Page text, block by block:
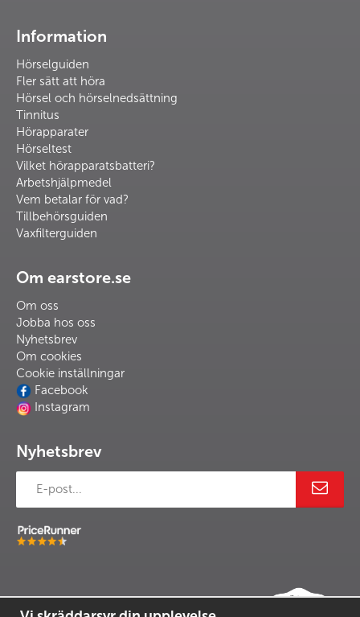
Information
Hörselguiden
Fler sätt att höra
Hörsel och hörselnedsättning
Tinnitus
Hörapparater
Hörseltest
Vilket hörapparatsbatteri?
Arbetshjälpmedel
Vem betalar för vad?
Tillbehörsguiden
Vaxfilterguiden
Om earstore.se
Om oss
Jobba hos oss
Nyhetsbrev
Om cookies
Cookie inställningar
Facebook
Instagram
Nyhetsbrev